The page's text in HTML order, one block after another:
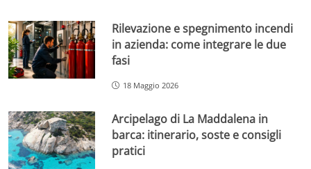
Rilevazione e spegnimento incendi
in azienda: come integrare le due
fasi
18 Maggio 2026
Arcipelago di La Maddalena in
barca: itinerario, soste e consigli
pratici